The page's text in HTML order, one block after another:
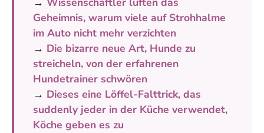
Geheimnis, warum viele auf Strohhalme
im Auto nicht mehr verzichten
→ Die bizarre neue Art, Hunde zu
streicheln, von der erfahrenen
Hundetrainer schwören
→ Dieses eine Löffel-Falttrick, das
suddenly jeder in der Küche verwendet,
Köche geben es zu